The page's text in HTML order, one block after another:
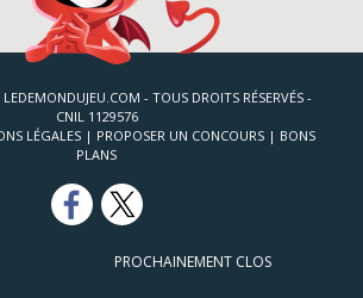
- TOUS DROITS RÉSERVÉS -
CNIL 1129576
LÉGALES | PROPOSER UN CONCOURS | BONS
PLANS
PROCHAINEMENT CLOS